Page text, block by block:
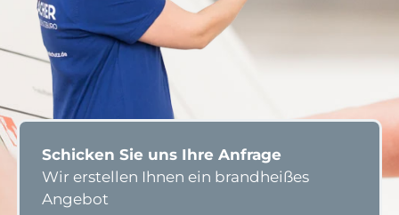
Schicken Sie uns Ihre Anfrage
Wir erstellen Ihnen ein brandheißes
Angebot